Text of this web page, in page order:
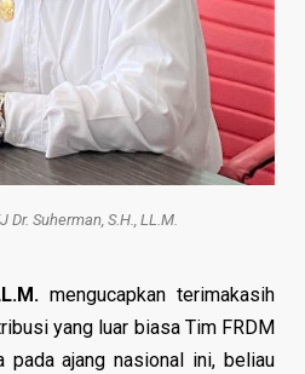
Dr. Suherman, S.H., LL.M.
mengucapkan terimakasih
yang luar biasa Tim FRDM
pada ajang nasional ini, beliau